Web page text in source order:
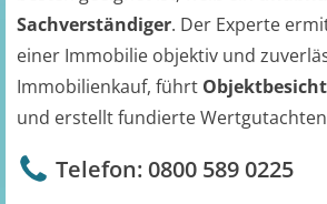
Sachverständiger. Der Experte
einer Immobilie objektiv und
Immobilienkauf, führt
und erstellt fundierte
Telefon: 0800 589 0225